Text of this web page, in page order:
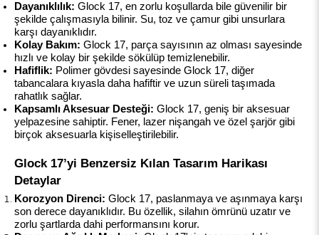
Dayanıklılık: Glock 17, en zorlu koşullarda bile güvenilir bir
şekilde çalışmasıyla bilinir. Su, toz ve çamur gibi unsurlara
karşı dayanıklıdır.
Kolay Bakım: Glock 17, parça sayısının az olması sayesinde
hızlı ve kolay bir şekilde sökülüp temizlenebilir.
Hafiflik: Polimer gövdesi sayesinde Glock 17, diğer
tabancalara kıyasla daha hafiftir ve uzun süreli taşımada
rahatlık sağlar.
Kapsamlı Aksesuar Desteği: Glock 17, geniş bir aksesuar
yelpazesine sahiptir. Fener, lazer nişangah ve özel şarjör gibi
birçok aksesuarla kişiselleştirilebilir.
Glock 17’yi Benzersiz Kılan Tasarım Harikası
Detaylar
Korozyon Direnci: Glock 17, paslanmaya ve aşınmaya karşı
son derece dayanıklıdır. Bu özellik, silahın ömrünü uzatır ve
zorlu şartlarda dahi performansını korur.